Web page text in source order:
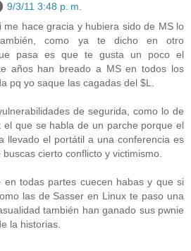
9/3/11 3:48 p. m.
me hace gracia y hubiera sido de MS lo
como ya te dicho en otro
pasa es que te gusta un poco el
años han breado a MS en todos los
pq yo saque las cagadas del $L.
de segurida, como lo de
el que se habla de un parche porque el
llevado el portátil a una conferencia es
cierto conflicto y victimismo.
en todas partes cuecen habas y que si
las de Sasser en Linux te paso una
también han ganado sus pwnie
la historias.